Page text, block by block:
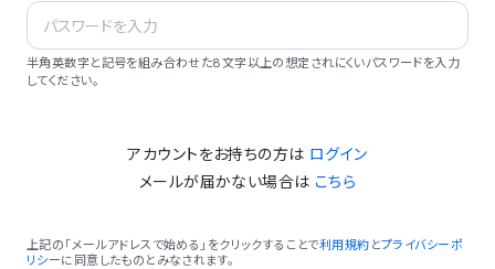
半角英数字と記号を組み合わせた8文字以上の想定されにくいパスワードを入力
してください。
アカウントをお持ちの方は ログイン
メールが届かない場合は こちら
上記の「メールアドレスで始める」をクリックすることで利用規約 とプライバシーポ
リシーに同意したものとみなされます。